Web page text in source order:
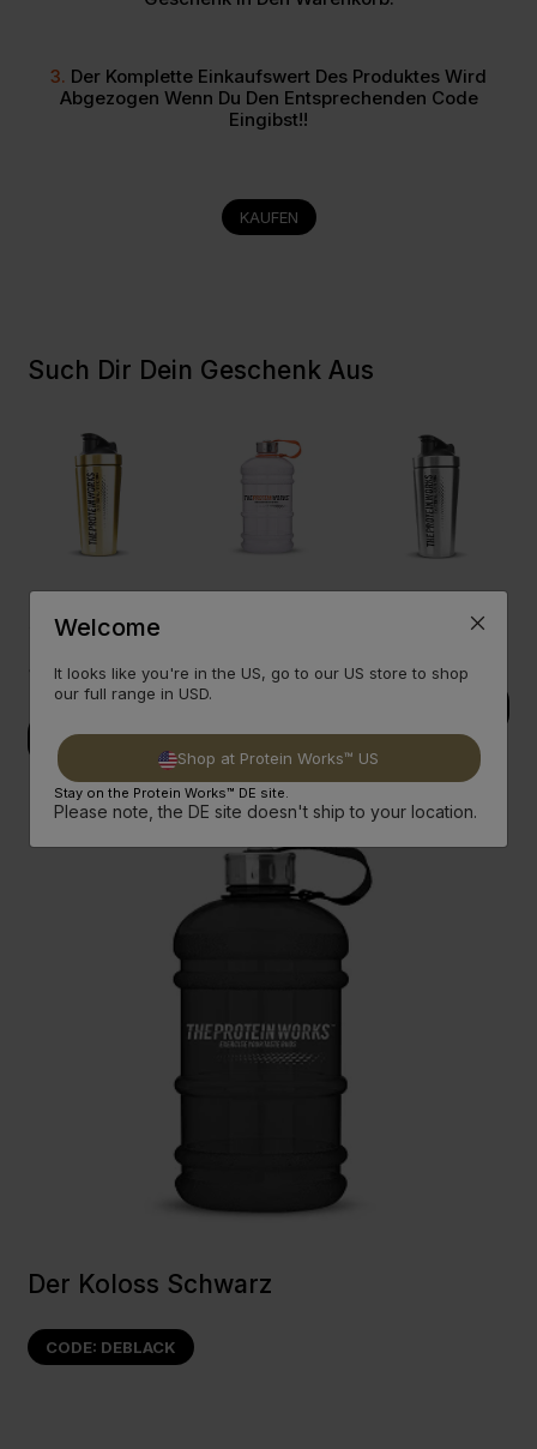
3. Der Komplette Einkaufswert Des Produktes Wird
Abgezogen Wenn Du Den Entsprechenden Code
Eingibst!!
KAUFEN
Such Dir Dein GeschenkAus
Black
´n`gold
Shaker
Stahlshaker
Der Koloss Schwarz
CODE: DEBLACK
Welcome
It looks like you're in the US, go to our US store to shop
our full range in USD.
Shop at Protein Works™ US
Stay on the Protein Works™ DE site.
Please note, the DE site doesn't ship to your location.